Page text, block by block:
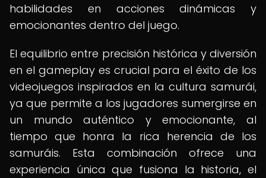
habilidades en acciones dinámicas y
emocionantes dentro del juego.
El equilibrio entre precisión histórica y diversión
en el gameplay es crucial para el éxito de los
videojuegos inspirados en la cultura samurái,
ya que permite a los jugadores sumergirse en
un mundo auténtico y emocionante, al
tiempo que honra la rica herencia de los
samuráis. Esta combinación ofrece una
experiencia única que fusiona la historia, el